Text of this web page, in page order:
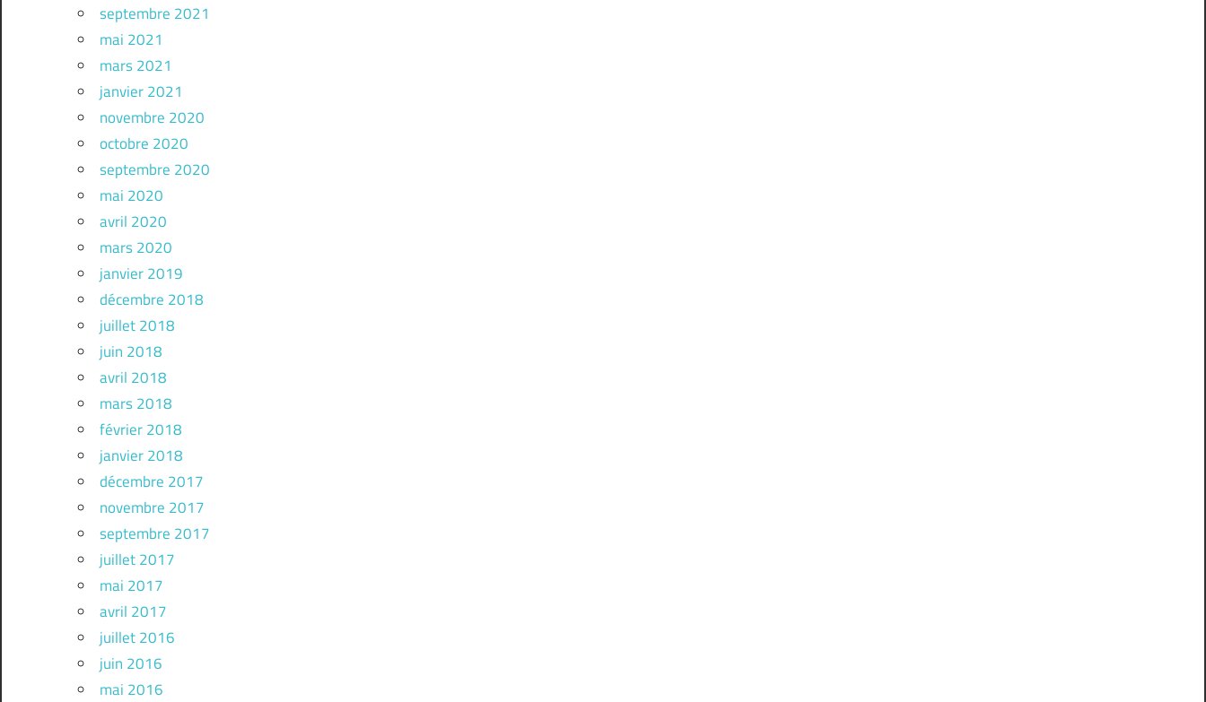
septembre 2021
mai 2021
mars 2021
janvier 2021
novembre 2020
octobre 2020
septembre 2020
mai 2020
avril 2020
mars 2020
janvier 2019
décembre 2018
juillet 2018
juin 2018
avril 2018
mars 2018
février 2018
janvier 2018
décembre 2017
novembre 2017
septembre 2017
juillet 2017
mai 2017
avril 2017
juillet 2016
juin 2016
mai 2016